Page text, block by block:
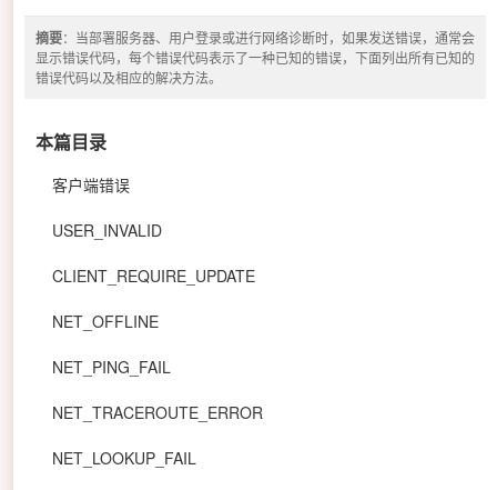
摘要：当部署服务器、用户登录或进行网络诊断时，如果发送错误，通常会
显示错误代码，每个错误代码表示了一种已知的错误，下面列出所有已知的
错误代码以及相应的解决方法。
本篇目录
客户端错误
USER_INVALID
CLIENT_REQUIRE_UPDATE
NET_OFFLINE
NET_PING_FAIL
NET_TRACEROUTE_ERROR
NET_LOOKUP_FAIL